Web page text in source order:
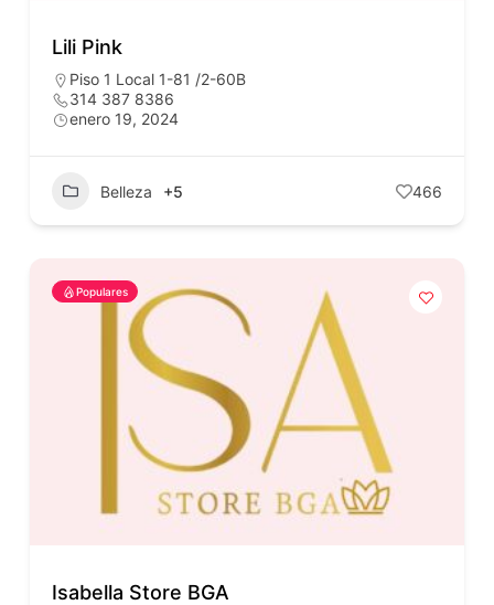
Lili Pink
Piso 1 Local 1-81 /2-60B
314 387 8386
enero 19, 2024
Belleza +5 466
Populares
Isabella Store BGA